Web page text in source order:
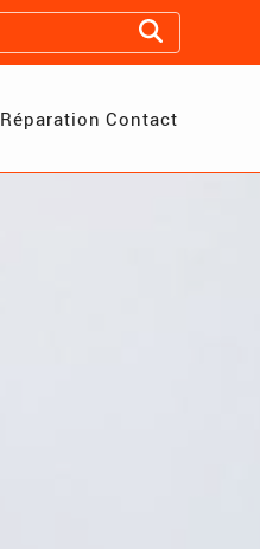
Réparation Contact